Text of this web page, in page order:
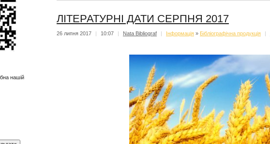
нашій
ЛІТЕРАТУРНІ ДАТИ СЕРПНЯ 2017
26 липня 2017 | 10:07 | Nata Bibliograf | Iнформацiя » Бібліографічна продукція |